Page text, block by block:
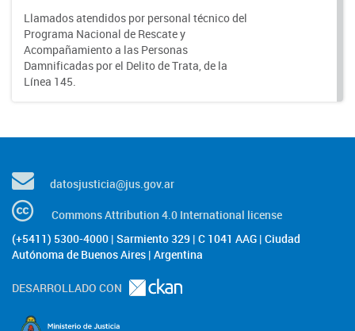
Llamados atendidos por personal técnico del
Programa Nacional de Rescate y
Acompañamiento a las Personas
Damnificadas por el Delito de Trata, de la
Línea 145.
datosjusticia@jus.gov.ar
Commons Attribution 4.0 International license
(+5411) 5300-4000 | Sarmiento 329 | C 1041 AAG | Ciudad
Autónoma de Buenos Aires | Argentina
DESARROLLADO CON